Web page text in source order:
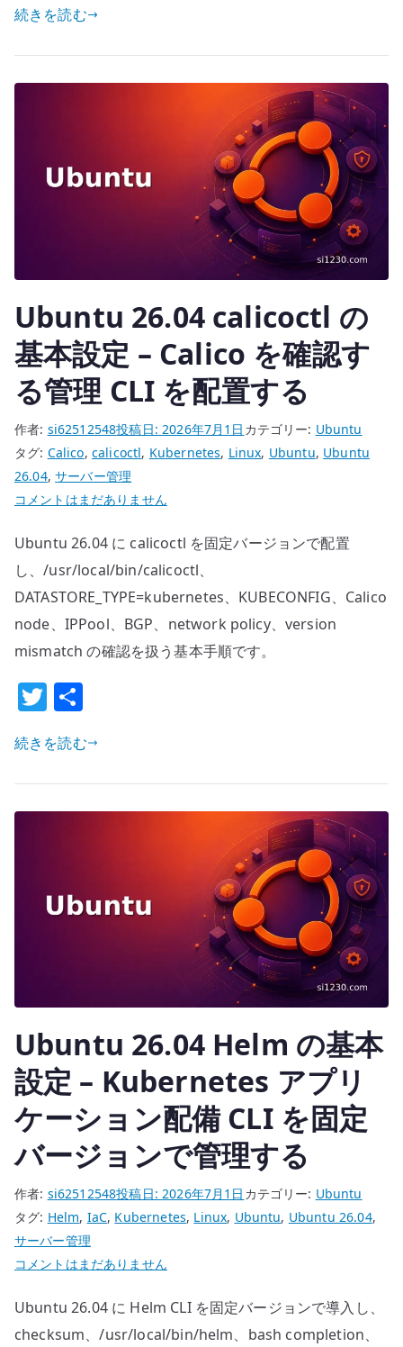
–
を
す
る
へ
の
it
te
r
続きを読む
Ubuntu 26.04 calicoctl の
基本設定 – Calico を確認す
る管理 CLI を配置する
作者: si62512548投稿日: 2026年7月1日 カテゴリー: Ubuntu
タグ: Calico, calicoctl, Kubernetes, Linux, Ubuntu, Ubuntu
26.04,サーバー管理
Ubuntu
calicoctl
の
基
定
–
Calico
確
る
へ
の
コメントはまだありません
Ubuntu 26.04 に calicoctl を固定バージョンで配置
し、/usr/local/bin/calicoctl、
DATASTORE_TYPE=kubernetes、KUBECONFIG、Calico
node、IPPool、BGP、network policy、version
mismatch の確認を扱う基本手順です。
T
w
it
te
r
続きを読む
Ubuntu 26.04 Helm の基本
設定 – Kubernetes アプリ
ケーション配備 CLI を固定
バージョンで管理する
作者: si62512548投稿日:2026年7月1日 カテゴリー: Ubuntu
タグ: Helm, IaC, Kubernetes, Linux, Ubuntu, Ubuntu 26.04,
サーバー管理
Ubuntu
Helm
の
コメントはまだありません
Ubuntu 26.04 に Helm CLI を固定バージョンで導入し、
checksum、/usr/local/bin/helm、bash completion、